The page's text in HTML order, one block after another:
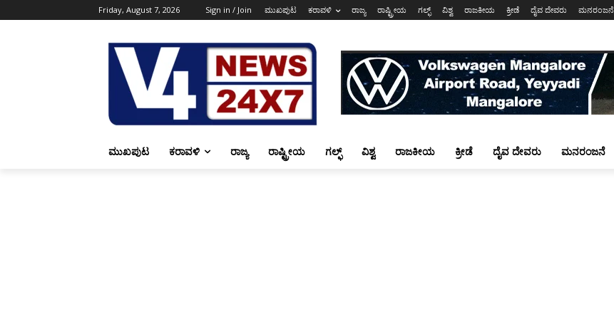
Friday, August 7, 2026 Sign in / Join ಮುಖಪುಟ ಕರಾವಳಿ ರಾಜ್ಯ ರಾಷ್ಟ್ರೀಯ ಗಲ್ಫ್ ವಿಶ್ವ ರಾಜಕೀಯ ಕ್ರೀಡೆ ದೈವ ದೇವರು ಮನರಂಜನೆ
ಮುಖಪುಟ ಕರಾವಳಿ ರಾಜ್ಯ ರಾಷ್ಟ್ರೀಯ ಗಲ್ಫ್ ವಿಶ್ವ ರಾಜಕೀಯ ಕ್ರೀಡೆ ದೈವ ದೇವರು ಮನರಂಜನೆ